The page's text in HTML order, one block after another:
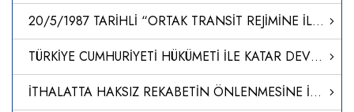
20/5/1987 TARİHLİ “ORTAK TRANSİT REJİMİNE İLİŞKİN SÖZLEŞME”NİN I, IIIA VE IV SAYILI EKLERİNİ DEĞİŞTİREN İLİŞİK 25/8/2022 TARİHLİ VE 1/2022 SAYILI AB-ORTAK TRANSİT ÜLKELERİ ORTAK KOMİTESİ KARARININ ONAYLANMASI HAKKINDA KARAR (KARAR SAYISI: 8449)
TÜRKİYE CUMHURİYETİ HÜKÜMETİ İLE KATAR DEVLETİ HÜKÜMETİ ARASINDA TİCARET VE EKONOMİK ORTAKLIK ANLAŞMASI İLE ANLAŞMADA DEĞİŞİKLİK YAPILMASINA DAİR NOTALARIN ONAYLANMASI HAKKINDA KARAR (KARAR SAYISI: 8448)
İTHALATTA HAKSIZ REKABETİN ÖNLENMESİNE İLİŞKİN TEBLİĞ (NO: 2024/18)